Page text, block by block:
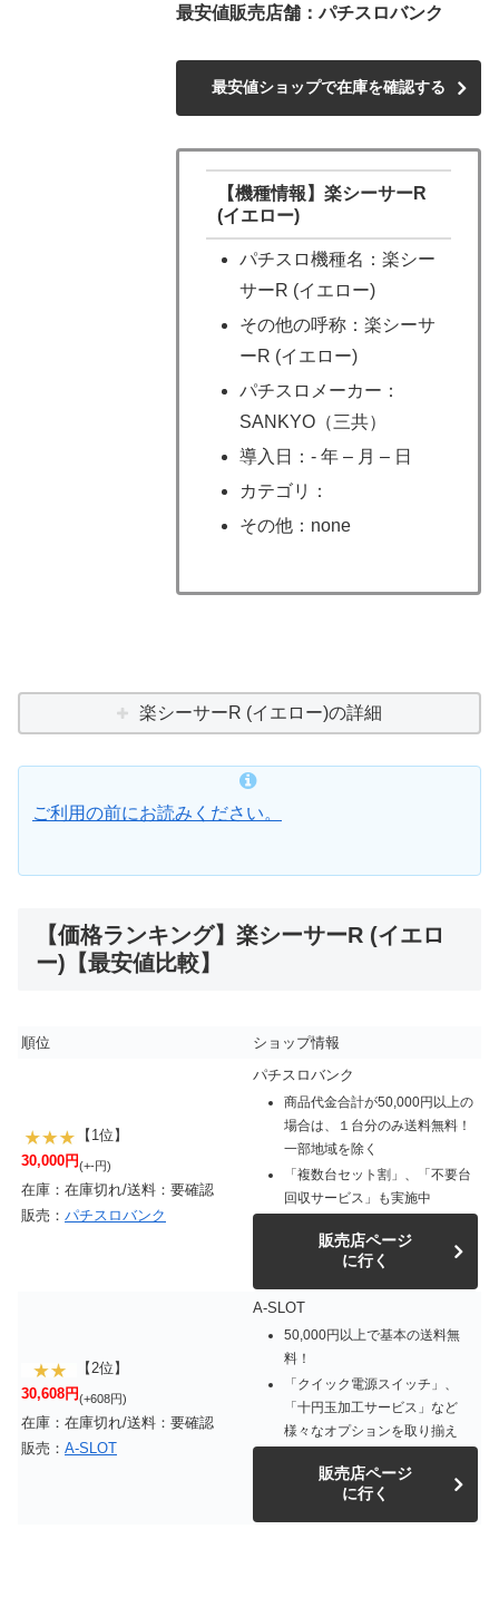
最安値販売店舗：パチスロバンク
最安値ショップで在庫を確認する
【機種情報】楽シーサーR
(イエロー)
パチスロ機種名：楽シー
サーR (イエロー)
その他の呼称：楽シーサ
ーR (イエロー)
パチスロメーカー：
SANKYO（三共）
導入日：- 年 – 月 – 日
カテゴリ：
その他：none
楽シーサーR (イエロー)の詳細
ご利用の前にお読みください。
【価格ランキング】楽シーサーR (イエロ
ー)【最安値比較】
順位 ショップ情報
【1位】
30,000円(+-円)
在庫：在庫切れ/送料：要確認
販売： パチスロバンク
パチスロバンク
商品代金合計が50,000円以上の
場合は、１台分のみ送料無料！
一部地域を除く
「複数台セット割」、「不要台
回収サービス」も実施中
販売店ページ
に行く
【2位】
30,608円(+608円)
在庫：在庫切れ/送料：要確認
販売： A-SLOT
A-SLOT
50,000円以上で基本の送料無
料！
「クイック電源スイッチ」、
「十円玉加工サービス」など
様々なオプションを取り揃え
販売店ページ
に行く